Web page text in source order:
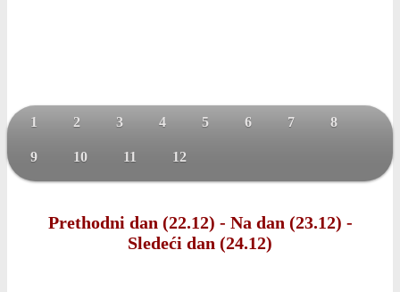
1 2 3 4 5 6 7 8
9 10 11 12
Prethodni dan (22.12) - Na dan (23.12) -
Sledeći dan (24.12)